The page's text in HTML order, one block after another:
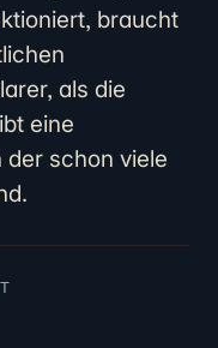
braucht
als die
eine
der schon viele